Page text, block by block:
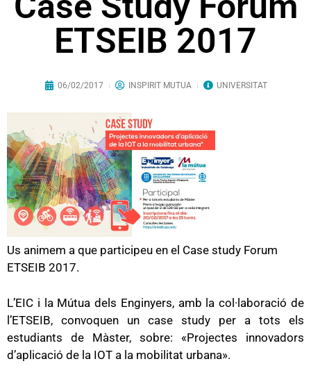
ETSEIB 2017
06/02/2017 INSPIRIT MUTUA UNIVERSITAT
Us animem a que participeu en el Case study Forum
ETSEIB 2017.
L’EIC i la Mútua dels Enginyers, amb la col·laboració de
l’ETSEIB, convoquen un case study per a tots els
estudiants de Màster, sobre: «Projectes innovadors
d’aplicació de la IOT a la mobilitat urbana».